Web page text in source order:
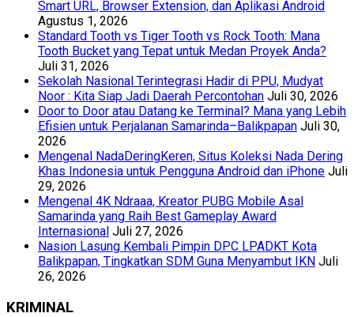
Smart URL, Browser Extension, dan Aplikasi Android
Agustus 1, 2026
Standard Tooth vs Tiger Tooth vs Rock Tooth: Mana
Tooth Bucket yang Tepat untuk Medan Proyek Anda?
Juli 31, 2026
Sekolah Nasional Terintegrasi Hadir di PPU, Mudyat
Noor : Kita Siap Jadi Daerah Percontohan Juli 30, 2026
Door to Door atau Datang ke Terminal? Mana yang Lebih
Efisien untuk Perjalanan Samarinda–Balikpapan Juli 30,
2026
Mengenal NadaDeringKeren, Situs Koleksi Nada Dering
Khas Indonesia untuk Pengguna Android dan iPhone Juli
29, 2026
Mengenal 4K Ndraaa, Kreator PUBG Mobile Asal
Samarinda yang Raih Best Gameplay Award
Internasional Juli 27, 2026
Nasion Lasung Kembali Pimpin DPC LPADKT Kota
Balikpapan, Tingkatkan SDM Guna Menyambut IKN Juli
26, 2026
KRIMINAL